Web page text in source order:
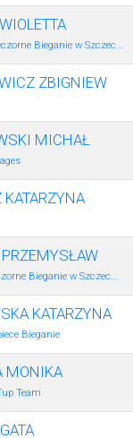
Bieganie w Szczec...
ZBIGNIEW
MICHAŁ
KATARZYNA
Bieganie w Szczec...
KATARZYNA
Bieganie
MONIKA
Team